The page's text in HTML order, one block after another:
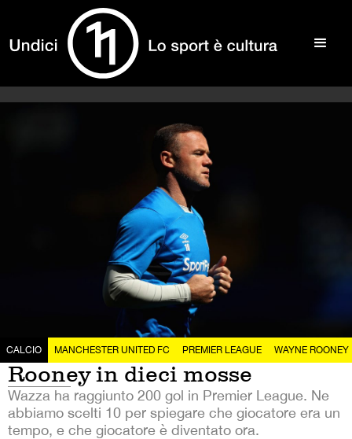
CALCIO MANCHESTER UNITED FC PREMIER LEAGUE WAYNE ROONEY
Rooney in dieci mosse
Wazza ha raggiunto 200 gol in Premier League. Ne
abbiamo scelti 10 per spiegare che giocatore era un
tempo, e che giocatore è diventato ora.